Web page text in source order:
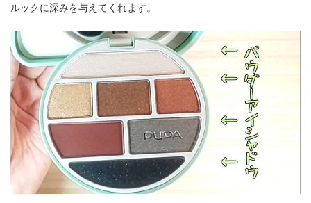
ルックに深みを与えてくれます。